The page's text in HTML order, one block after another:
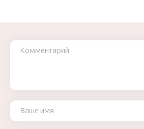
Комментарий
Ваше имя